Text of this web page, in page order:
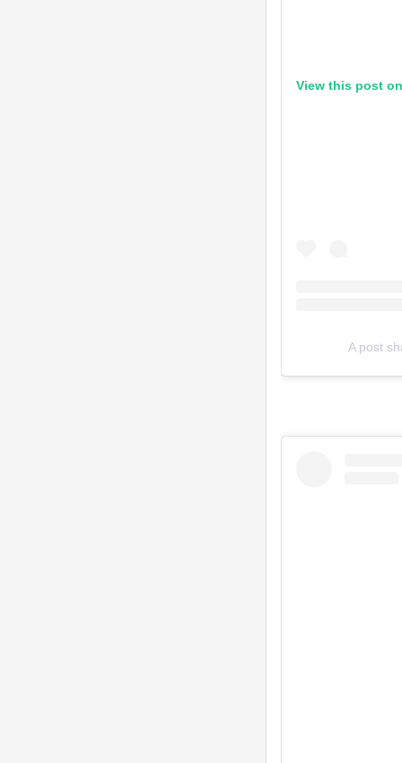
View this post
A post